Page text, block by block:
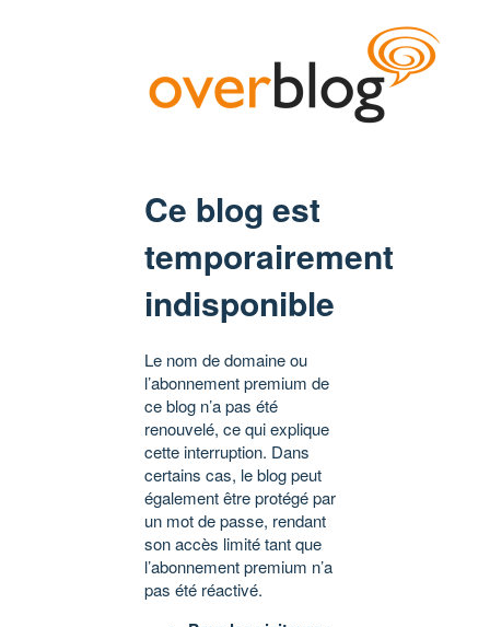
Ce blog est
temporairement
indisponible
Le nom de domaine ou
l’abonnement premium de
ce blog n’a pas été
renouvelé, ce qui explique
cette interruption. Dans
certains cas, le blog peut
également être protégé par
un mot de passe, rendant
son accès limité tant que
l’abonnement premium n’a
pas été réactivé.